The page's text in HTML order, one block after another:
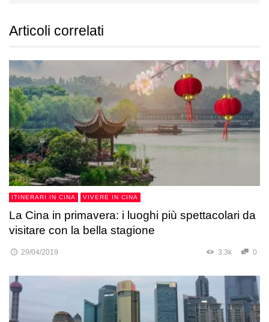
Articoli correlati
ITINERARI IN CINA VIVERE IN CINA
La Cina in primavera: i luoghi più spettacolari da
visitare con la bella stagione
29/04/2019 3.3k 0